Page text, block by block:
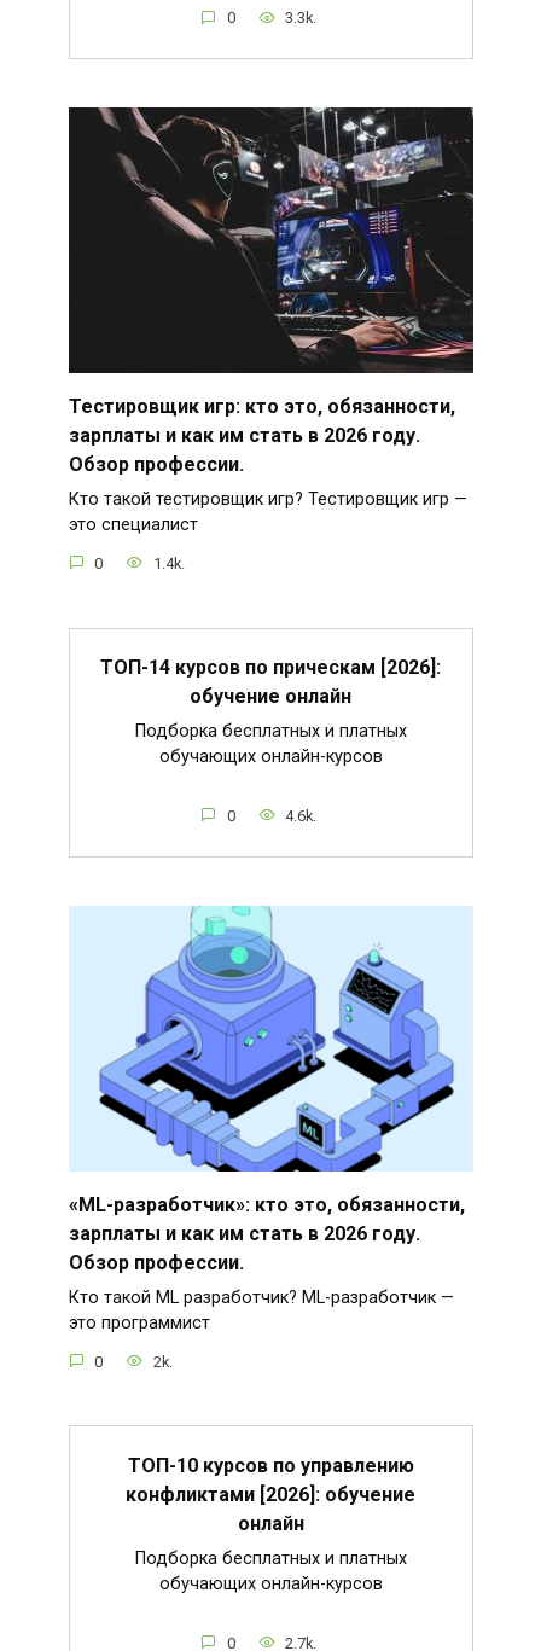
0 3.3k.
Тестировщик игр: кто это, обязанности,
зарплаты и как им стать в 2026 году.
Обзор профессии.
Кто такой тестировщик игр? Тестировщик игр —
это специалист
0 1.4k.
ТОП-14 курсов по прическам [2026]:
обучение онлайн
Подборка бесплатных и платных
обучающих онлайн-курсов
0 4.6k.
«ML-разработчик»: кто это, обязанности,
зарплаты и как им стать в 2026 году.
Обзор профессии.
Кто такой ML разработчик? ML-разработчик —
это программист
0 2k.
ТОП-10 курсов по управлению
конфликтами [2026]: обучение
онлайн
Подборка бесплатных и платных
обучающих онлайн-курсов
0 2.7k.